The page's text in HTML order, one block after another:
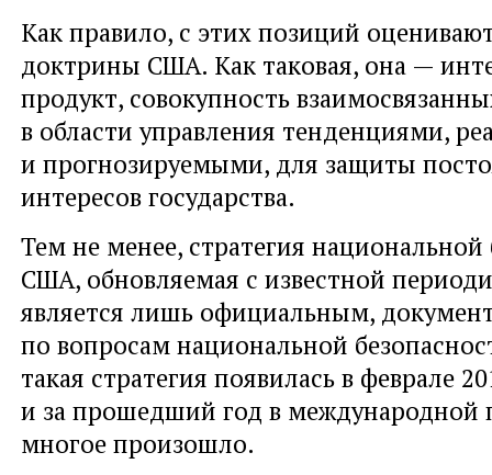
Как правило, с этих позиций
доктрины США. Как таковая, она —
продукт, совокупность
в области управления тенденциями,
и прогнозируемыми, для защиты
интересов государства.
Тем не менее, стратегия национальной
США, обновляемая с известной
является лишь официальным,
по вопросам национальной
такая стратегия появилась в феврале
и за прошедший год в международной
многое произошло.